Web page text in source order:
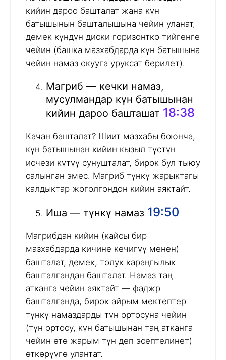
кийин дароо башталат жана күн
батышынын башталышына чейин уланат,
демек күндүн диски горизонтко тийгенге
чейин (башка мазхабдарда күн батышына
чейин намаз окууга уруксат берилет).
Магриб — кечки намаз,
мусулмандар күн батышынан
кийин дароо башташат 18:38
Качан башталат? Шиит мазхабы боюнча,
күн батышынан кийин кызыл түстүн
исчези күтүү сунушталат, бирок бул тыюу
салынган эмес. Магриб түнкү жарыктагы
калдыктар жоголгондон кийин аяктайт.
Иша — түнкү намаз 19:50
Магрибдан кийин (кайсы бир
мазхабдарда кичине кечигүү менен)
башталат, демек, толук караңгылык
башталгандан башталат. Намаз таң
атканга чейин аяктайт — фаджр
башталганда, бирок айрым мектептер
түнкү намаздарды түн ортосуна чейин
(түн ортосу, күн батышынан таң атканга
чейин өтө жарым түн деп эсептелинет)
өткөрүүгө улантат.